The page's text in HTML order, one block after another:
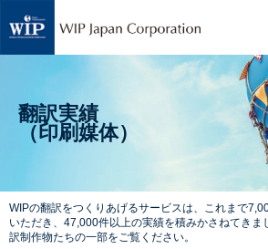
翻訳実績
（印刷媒体）
WIPの翻訳をつくりあげるサービスは、 これまで
いただき、 47,000件以上の実績を積みかさねてきま
訳制作物たちの一部をご覧ください。